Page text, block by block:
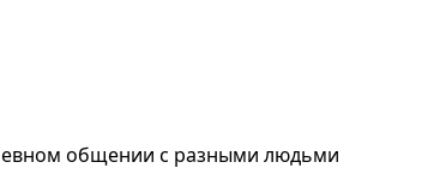
общении с разными людьми